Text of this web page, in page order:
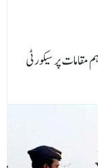
پر سیکورٹی